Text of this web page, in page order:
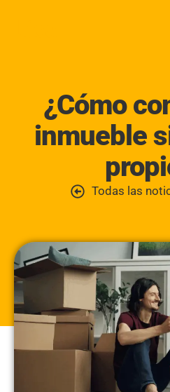
¿Cómo
inmueble
Todas las